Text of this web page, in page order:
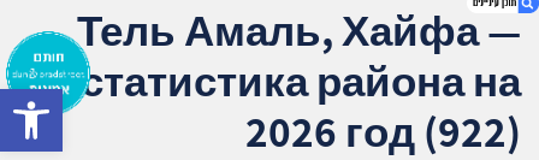
1. Тель Амаль, Хайфа — статистика
района на 2026 год (922)
Тель Амаль, Хайфа —
статистика района на
2026 год (922)